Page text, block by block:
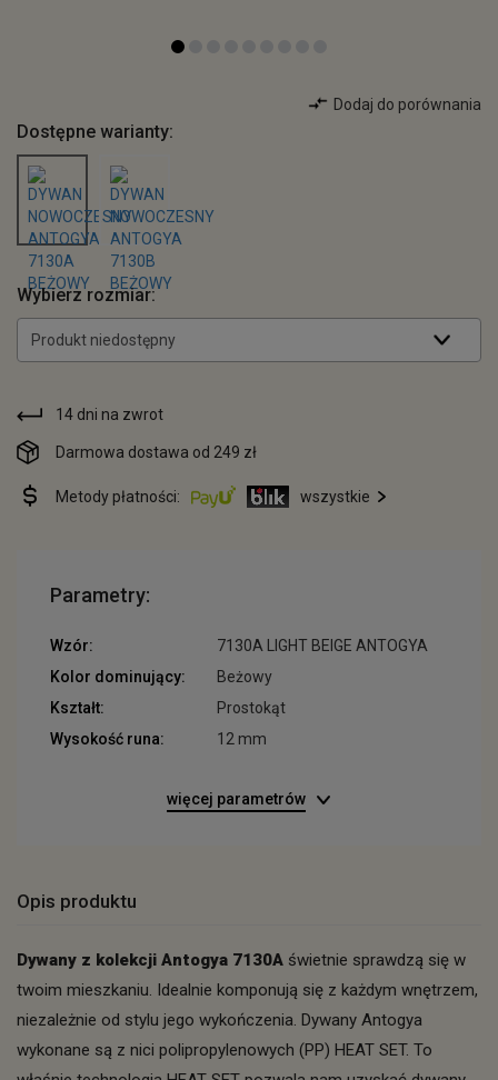
Dodaj do porównania
Dostępne warianty:
Wybierz rozmiar:
Produkt niedostępny
14 dni na zwrot
Darmowa dostawa od 249 zł
Metody płatności: wszystkie
Parametry:
Wzór:
7130A LIGHT BEIGE ANTOGYA
Kolor dominujący:
Beżowy
Kształt:
Prostokąt
Wysokość runa:
12 mm
więcej parametrów
Opis produktu
Dywany z kolekcji Antogya 7130A świetnie sprawdzą się w
twoim mieszkaniu. Idealnie komponują się z każdym wnętrzem,
niezależnie od stylu jego wykończenia. Dywany Antogya
wykonane są z nici polipropylenowych (PP) HEAT SET. To